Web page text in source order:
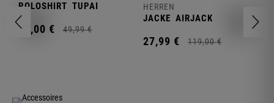
POLOSHIRT TUPAI
11,00 € 49,99 €
HERREN
JACKE AIRJACK
27,99 € 119,00 €